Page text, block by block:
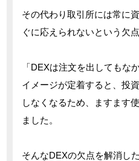
その代わり取引所には常に
ぐに応えられないという欠
「DEXは注文を出してもな
イメージが定着すると、投
しなくなるため、ますます
ました。
そんなDEXの欠点を解消し